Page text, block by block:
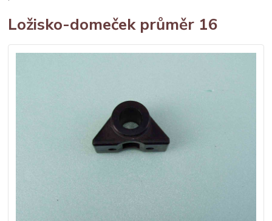
Ložisko-domeček průměr 16